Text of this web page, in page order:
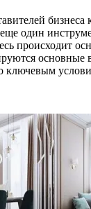
бизнеса
один
происходит
основные
ключевым